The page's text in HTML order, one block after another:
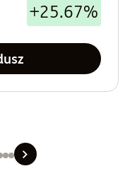
+25.67%
89
Slajd 10
Slajd 11
Slajd 12
Slajd 13